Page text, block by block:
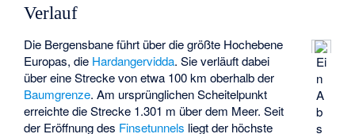
Verlauf
Ei
n
A
b
s
Die Bergensbane führt über die größte Hochebene
Europas, die Hardangervidda. Sie verläuft dabei
über eine Strecke von etwa 100 km oberhalb der
Baumgrenze. Am ursprünglichen Scheitelpunkt
erreichte die Strecke 1.301 m über dem Meer. Seit
der Eröffnung des Finsetunnels liegt der höchste